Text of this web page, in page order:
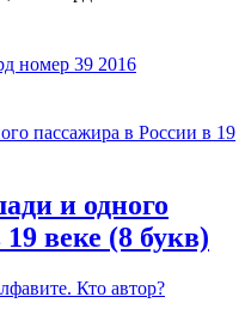
номер 39 2016
и одного
веке (8 букв)